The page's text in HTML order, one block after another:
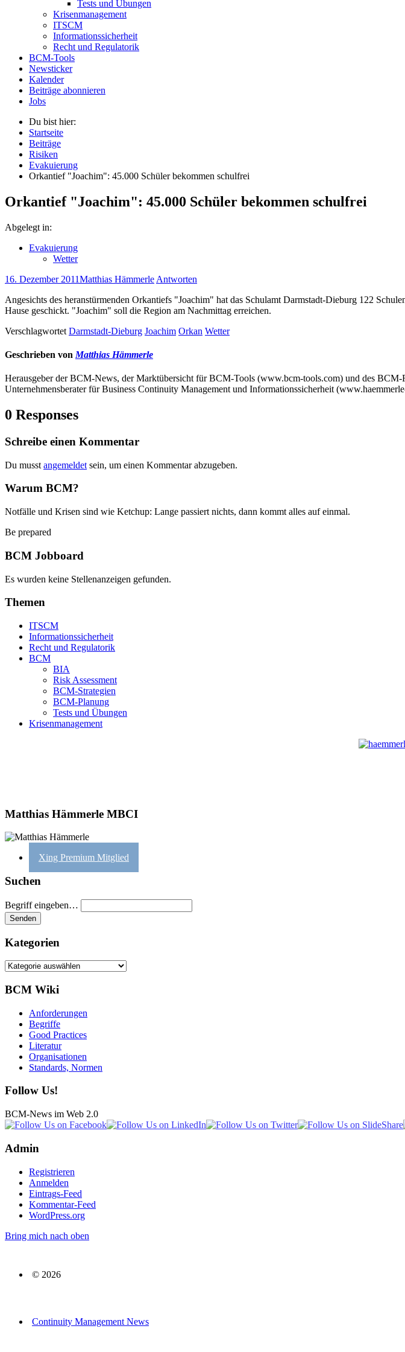
Tests und Übungen
Krisenmanagement
ITSCM
Informationssicherheit
Recht und Regulatorik
BCM-Tools
Newsticker
Kalender
Beiträge abonnieren
Jobs
Du bist hier:
Startseite
Beiträge
Risiken
Evakuierung
Orkantief "Joachim": 45.000 Schüler bekommen schulfrei
Orkantief "Joachim": 45.000 Schüler bekommen schulfrei
Abgelegt in:
Evakuierung
Wetter
16. Dezember 2011Matthias Hämmerle Antworten
Angesichts des heranstürmenden Orkantiefs "Joachim" hat das Schulamt Darmstadt-Dieburg 122
Hause geschickt. "Joachim" soll die Region am Nachmittag erreichen.
Verschlagwortet Darmstadt-Dieburg Joachim Orkan Wetter
Geschrieben von Matthias Hämmerle
Herausgeber der BCM-News, der Marktübersicht für BCM-Tools (www.bcm-tools.com) und des BCM-
Unternehmensberater für Business Continuity Management und Informationssicherheit
0 Responses
Schreibe einen Kommentar
Du musst angemeldet sein, um einen Kommentar abzugeben.
Warum BCM?
Notfälle und Krisen sind wie Ketchup: Lange passiert nichts, dann kommt alles auf einmal.
Be prepared
BCM Jobboard
Es wurden keine Stellenanzeigen gefunden.
Themen
ITSCM
Informationssicherheit
Recht und Regulatorik
BCM
BIA
Risk Assessment
BCM-Strategien
BCM-Planung
Tests und Übungen
Krisenmanagement
Matthias Hämmerle MBCI
Xing Premium Mitglied
Suchen
Begriff eingeben…
Kategorien
Kategorien
BCM Wiki
Anforderungen
Begriffe
Good Practices
Literatur
Organisationen
Standards, Normen
Follow Us!
BCM-News im Web 2.0
Admin
Registrieren
Anmelden
Eintrags-Feed
Kommentar-Feed
WordPress.org
Bring mich nach oben
© 2026
Continuity Management News